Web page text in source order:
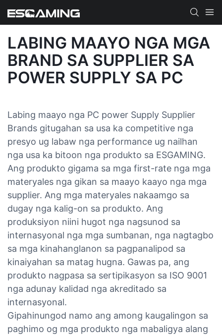
LABING MAAYO NGA MGA
BRAND SA SUPPLIER SA
POWER SUPPLY SA PC
Labing maayo nga PC power Supply Supplier
Brands gitugahan sa usa ka competitive nga
presyo ug labaw nga performance ug nailhan
nga usa ka bitoon nga produkto sa ESGAMING.
Ang produkto gigama sa mga first-rate nga mga
materyales nga gikan sa maayo kaayo nga mga
supplier. Ang mga materyales nakaamgo sa
dugay nga kalig-on sa produkto. Ang
produksiyon niini hugot nga nagsunod sa
internasyonal nga mga sumbanan, nga nagtagbo
sa mga kinahanglanon sa pagpanalipod sa
kinaiyahan sa matag hugna. Gawas pa, ang
produkto nagpasa sa sertipikasyon sa ISO 9001
nga adunay kalidad nga akreditado sa
internasyonal.
Gipahinungod namo ang among kaugalingon sa
paghimo og mga produkto nga mabaligya alang